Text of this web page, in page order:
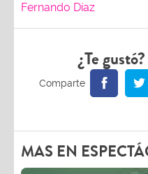
Fernando Díaz
¿Te
MAS EN